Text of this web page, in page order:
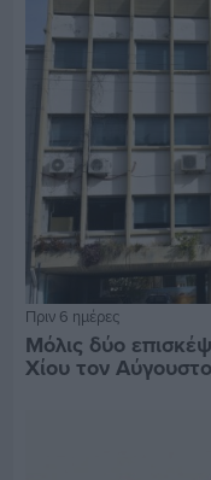
Πριν 6 ημέρες
Μόλις δύο
Χίου τον Αύγουστο